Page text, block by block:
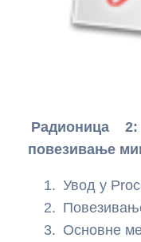
Радионица
повезивање
Увод у
Основне